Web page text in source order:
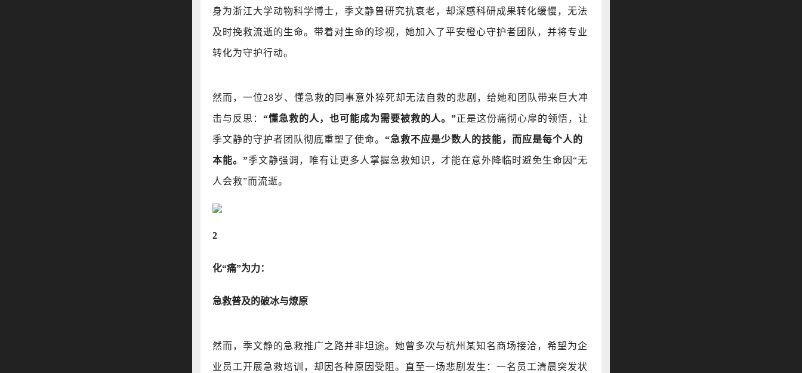
身为浙江大学动物科学博士，季文静曾研究抗衰老，却深感科研成果转化缓慢，无法
及时挽救流逝的生命。带着对生命的珍视，她加入了平安橙心守护者团队，并将专业
转化为守护行动。
然而，一位28岁、懂急救的同事意外猝死却无法自救的悲剧，给她和团队带来巨大冲
击与反思： “懂急救的人，也可能成为需要被救的人。”正是这份痛彻心扉的领悟，让
季文静的守护者团队彻底重塑了使命。 “急救不应是少数人的技能，而应是每个人的
本能。”季文静强调，唯有让更多人掌握急救知识，才能在意外降临时避免生命因“无
人会救”而流逝。
2
化“痛”为力：
急救普及的破冰与燎原
然而，季文静的急救推广之路并非坦途。她曾多次与杭州某知名商场接洽，希望为企
业员工开展急救培训，却因各种原因受阻。直至一场悲剧发生：一名员工清晨突发状